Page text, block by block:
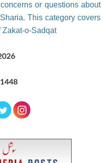
or questions about
This category covers
Zakat-o-Sadqat